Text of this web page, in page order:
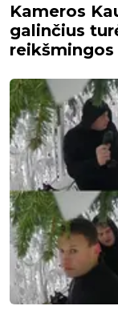
Kameros
galinčius